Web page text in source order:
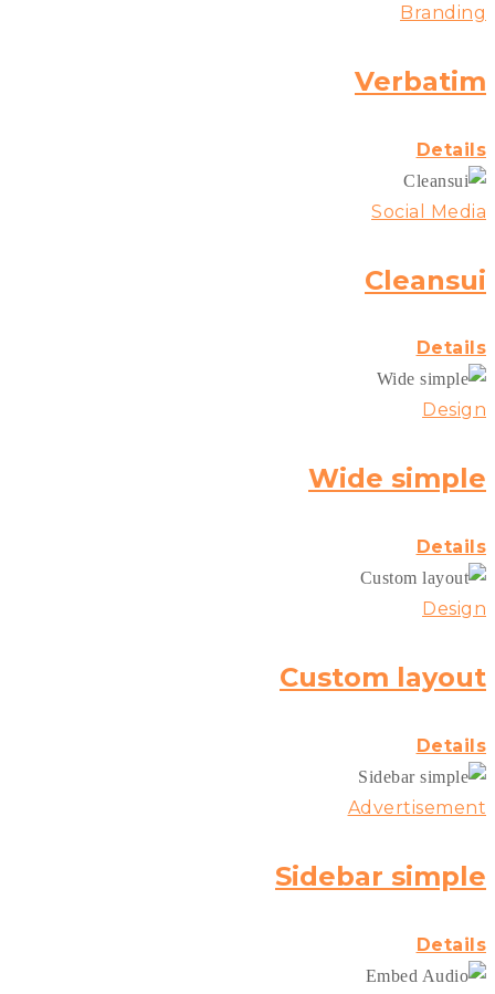
Branding
Verbatim
Details
Social Media
Cleansui
Details
Design
Wide simple
Details
Design
Custom layout
Details
Advertisement
Sidebar simple
Details